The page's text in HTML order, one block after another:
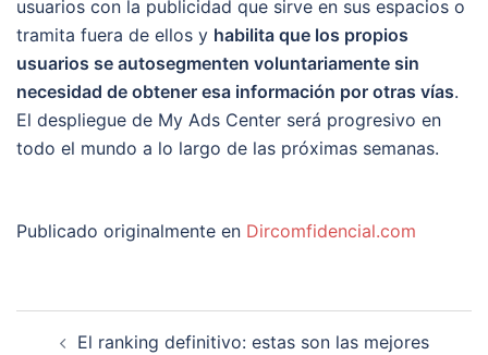
usuarios con la publicidad que sirve en sus espacios o
tramita fuera de ellos y habilita que los propios
usuarios se autosegmenten voluntariamente sin
necesidad de obtener esa información por otras vías.
El despliegue de My Ads Center será progresivo en
todo el mundo a lo largo de las próximas semanas.
Publicado originalmente en Dircomfidencial.com
El ranking definitivo: estas son las mejores